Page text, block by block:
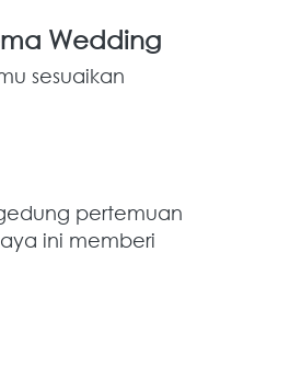
Wedding
sesuaikan
pertemuan
ini memberi